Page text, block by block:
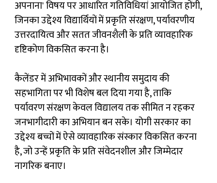
अपनाना' विषय पर आधारित गतिविधियां आयोजित होंगी,
जिनका उद्देश्य विद्यार्थियों में प्रकृति संरक्षण, पर्यावरणीय
उत्तरदायित्व और सतत जीवनशैली के प्रति व्यावहारिक
दृष्टिकोण विकसित करना है।
कैलेंडर में अभिभावकों और स्थानीय समुदाय की
सहभागिता पर भी विशेष बल दिया गया है, ताकि
पर्यावरण संरक्षण केवल विद्यालय तक सीमित न रहकर
जनभागीदारी का अभियान बन सके। योगी सरकार का
उद्देश्य बच्चों में ऐसे व्यावहारिक संस्कार विकसित करना
है, जो उन्हें प्रकृति के प्रति संवेदनशील और जिम्मेदार
नागरिक बनाए।